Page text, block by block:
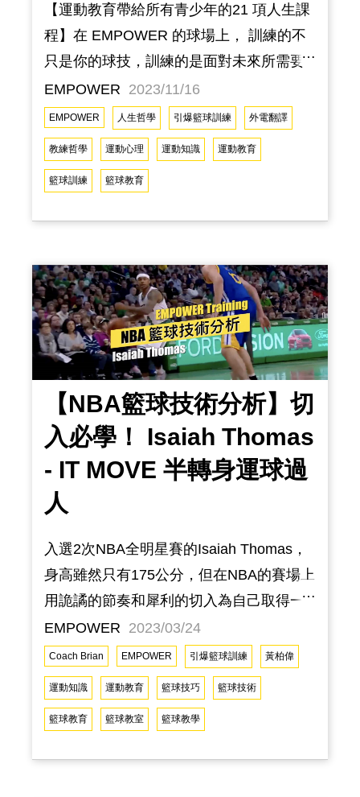
【運動教育帶給所有青少年的21 項人生課
程】在 EMPOWER 的球場上， 訓練的不
只是你的球技，訓練的是面對未來所需要
的勇氣、自信、品行、自律、尊重以及永
不放棄的決心。 傳授的不只是運球、投籃
等技術上的知識，傳授的是突破自我的精
神與團隊合作的建立，讓你學會與自己對
話以及與他人溝通。 追求的不只是場上的
價值 」、「 訓練的力量 」，是我們所相
信並且一直以來所堅持的，透過持續與專
注的訓練，配合正確的訓練方式，正是提
升選手的『 關鍵
EMPOWER 2023/11/16
EMPOWER 人生哲學 引爆籃球訓練 外電翻譯
教練哲學 運動心理 運動知識 運動教育
籃球訓練 籃球教育
【NBA籃球技術分析】切
入必學！ Isaiah Thomas
- IT MOVE 半轉身運球過
人
入選2次NBA全明星賽的Isaiah Thomas，
身高雖然只有175公分，但在NBA的賽場上
用詭譎的節奏和犀利的切入為自己取得一
席之地。這次EMPOWER運動訓練由訓練
總監 黃柏偉 教練 講解並示範這個看似簡
單，但內含許多細節的「IT MOVE」， 讓
你/妳在場上把大家的防守都當作紙糊的，
像切豆腐一樣輕鬆！Isaiah Thomas 的招
EMPOWER 2023/03/24
Coach Brian EMPOWER 引爆籃球訓練 黃柏偉
運動知識 運動教育 籃球技巧 籃球技術
籃球教育 籃球教室 籃球教學